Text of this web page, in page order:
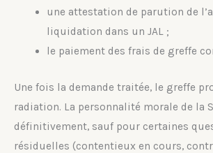
une attestation de parution de
liquidation dans un JAL ;
le paiement des frais de greffe
Une fois la demande traitée, le greffe
radiation. La personnalité morale de la
définitivement, sauf pour certaines
résiduelles (contentieux en cours,